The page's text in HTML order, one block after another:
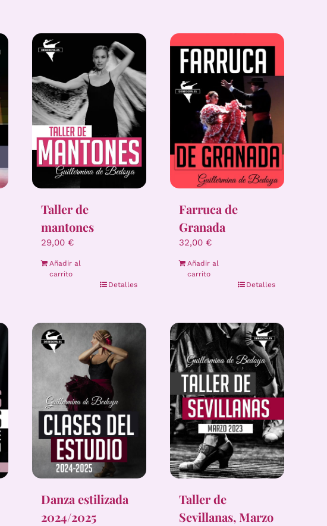
Taller de
mantones
29,00 €
Añadir al
carrito
Detalles
Farruca de
Granada
32,00 €
Añadir al
carrito
Detalles
Danza estilizada
2024/2025
Taller de
Sevillanas, Marzo